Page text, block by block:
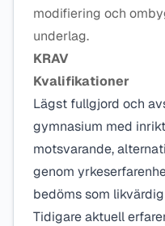
modifiering och
underlag.
KRAV
Kvalifikationer
Lägst fullgjord och
gymnasium med
motsvarande,
genom
bedöms som likvärdig
Tidigare aktuell